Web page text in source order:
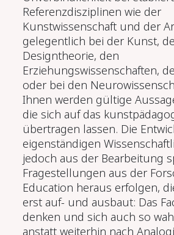
Referenzdisziplinen wie der
Kunstwissenschaft und der
gelegentlich bei der Kunst,
Designtheorie, den
Erziehungswissenschaften,
oder bei den
Ihnen werden gültige
die sich auf das
übertragen lassen. Die
eigenständigen
jedoch aus der Bearbeitung
Fragestellungen aus der
Education heraus erfolgen,
erst auf- und ausbaut: Das
denken und sich auch so
anstatt weiterhin nach